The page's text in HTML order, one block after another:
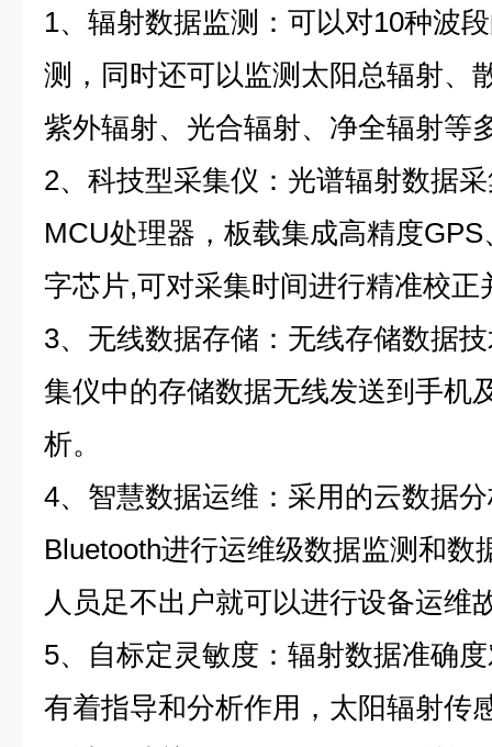
1、辐射数据监测：可以对10种波
测，同时还可以监测太阳总辐射、
紫外辐射、光合辐射、净全辐射等
2、科技型采集仪：光谱辐射数据
MCU处理器，板载集成高精度
字芯片,可对采集时间进行精准校正
3、无线数据存储：无线存储数据
集仪中的存储数据无线发送到手机
析。
4、智慧数据运维：采用的云数据
Bluetooth进行运维级数据监测和数
人员足不出户就可以进行设备运维
5、自标定灵敏度：辐射数据准确
有着指导和分析作用，太阳辐射传